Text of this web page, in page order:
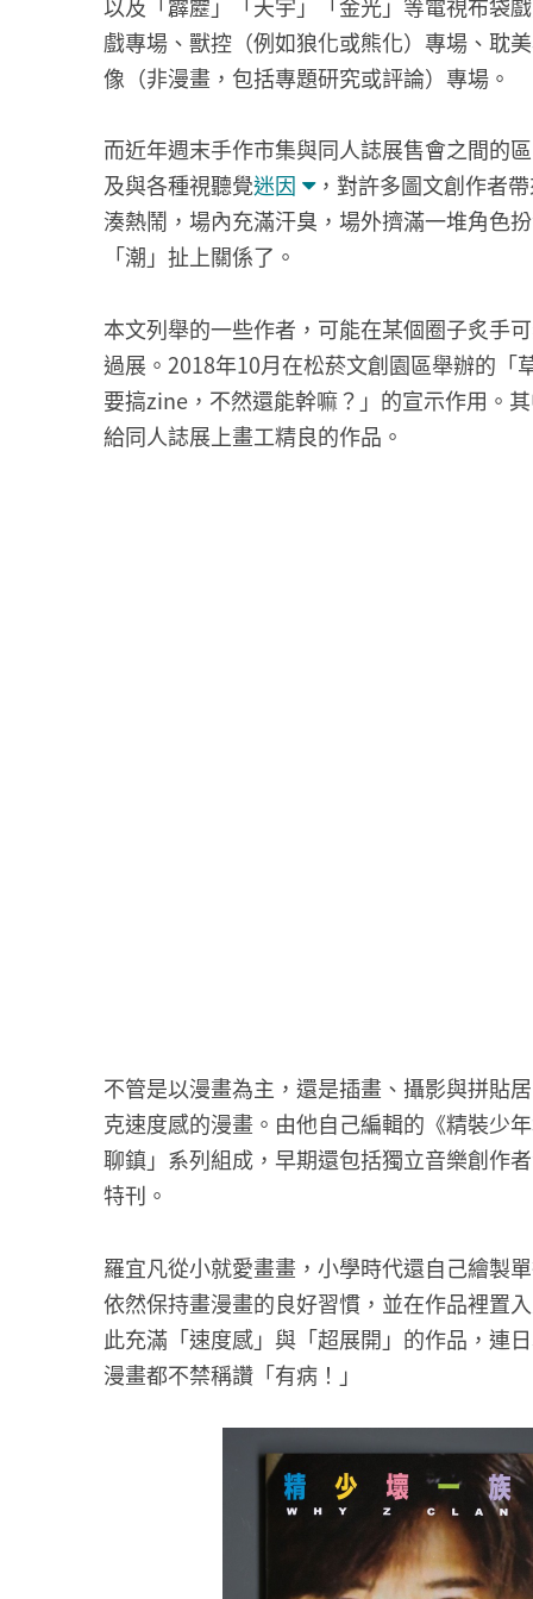
戲專場、獸控（例如狼化或熊化）專場、耽
像（非漫畫，包括專題研究或評論）專場。
而近年週末手作市集與同人誌展售會之間
及與各種視聽覺迷因
，對許多圖文創作者
湊熱鬧，場內充滿汗臭，場外擠滿一堆角色
「潮」扯上關係了。
本文列舉的一些作者，可能在某個圈子炙手
過展。2018年10月在松菸文創園區舉辦的「
要搞zine，不然還能幹嘛？」的宣示作用。
給同人誌展上畫工精良的作品。
不管是以漫畫為主，還是插畫、攝影與拼貼
克速度感的漫畫。由他自己編輯的《精裝少
聊鎮」系列組成，早期還包括獨立音樂創作
特刊。
羅宜凡從小就愛畫畫，小學時代還自己繪製
依然保持畫漫畫的良好習慣，並在作品裡置
此充滿「速度感」與「超展開」的作品，連
漫畫都不禁稱讚「有病！」